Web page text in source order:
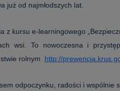
już od najmłodszych lat.
z kursu e-learningowego
wsi. To nowoczesna i
rolnym http://
odpoczynku, radości i wspólnie